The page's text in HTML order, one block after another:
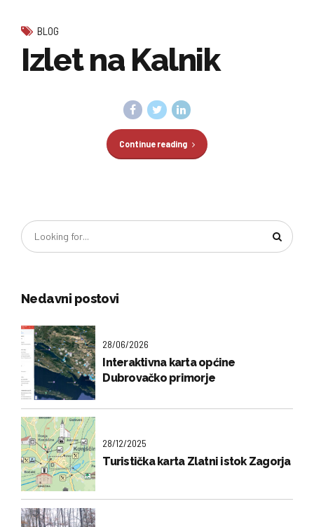
BLOG
Izlet na Kalnik
Continue reading
Nedavni postovi
28/06/2026
Interaktivna karta općine
Dubrovačko primorje
28/12/2025
Turistička karta Zlatni istok Zagorja